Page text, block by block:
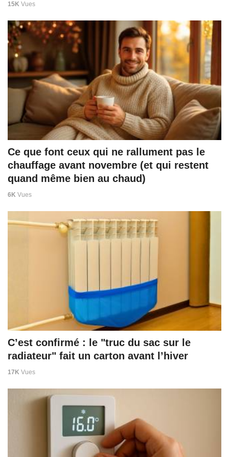
15K Vues
Ce que font ceux qui ne rallument pas le
chauffage avant novembre (et qui restent
quand même bien au chaud)
6K Vues
C’est confirmé : le "truc du sac sur le
radiateur" fait un carton avant l’hiver
17K Vues